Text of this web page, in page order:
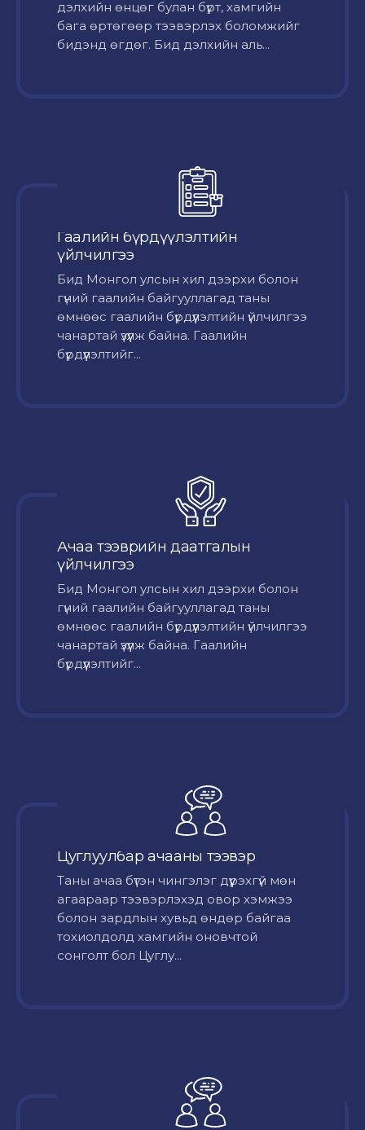
дэлхийн өнцөг булан бүрт, хамгийн
бага өртөгөөр тээвэрлэх боломжийг
бидэнд өгдөг. Бид дэлхийн аль...
Гаалийн бүрдүүлэлтийн
үйлчилгээ
Бид Монгол улсын хил дээрхи болон
гүний гаалийн байгууллагад таны
өмнөөс гаалийн бүрдүүлэлтийн үйлчилгээ
чанартай үзүүлж байна. Гаалийн
бүрдүүлэлтийг...
Ачаа тээврийн даатгалын
үйлчилгээ
Бид Монгол улсын хил дээрхи болон
гүний гаалийн байгууллагад таны
өмнөөс гаалийн бүрдүүлэлтийн үйлчилгээ
чанартай үзүүлж байна. Гаалийн
бүрдүүлэлтийг...
Цуглуулбар ачааны тээвэр
Таны ачаа бүтэн чингэлэг дүүрэхгүй мөн
агаараар тээвэрлэхэд овор хэмжээ
болон зардлын хувьд өндөр байгаа
тохиолдолд хамгийн оновчтой
сонголт бол Цуглу...